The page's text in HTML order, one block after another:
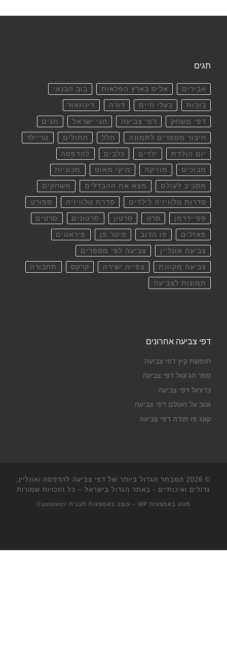
תגים
אבירים אליס בארץ הפלאות בוב הבנאי
בובות בעלי חיים דורה דינוזאור
דפי משחק דפי צביעה חגי ישראל חגים
חיבור מספרים לתמונה חלל חתולים טריילר
יום הולדת ילדים כלבים להדפסה
מבוכים מוזיקה מיקי מאוס מכוניות
מסביב לעולם מצא את ההבדלים משחקים
סדרות טלוויזיה לילדים סדרת טלוויזיה ספורט
ספיידרמן סרט סרטון סרטונים סרטים
פאזלים פו הדוב פיטר פן פיראטים
צביעה אונליין צביעה לפי מספרים
צביעה מקוונת צפייה ישירה קרקס תחבורה
תמונות לצביעה
דפי צביעה אחרונים
חופשת קיץ דפי צביעה
ספר הג'ונגל דפי צביעה
כדורגל דפי צביעה
גנוב על העולם דפי צביעה
קונג פו פנדה דפי צביעה
© 2026
המבחר הגדול ביותר של דפי צביעה להדפסה ואונליין,
גדולים ואיכותיים - באתר הגדול בישראל – כל הזכויות שמורות
מונע באמצעות WP – עוצב באמצעות תבנית Customizr